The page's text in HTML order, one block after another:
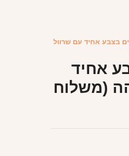
בצבע אחיד עם שרוול
אחיד
(משלוח